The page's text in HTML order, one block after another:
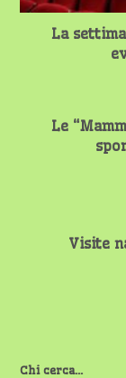
La
Le
Visite
Chi cerca...